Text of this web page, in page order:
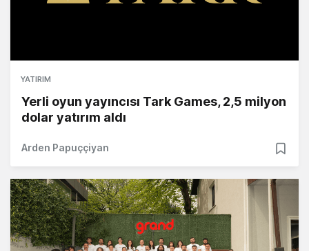
YATIRIM
Yerli oyun yayıncısı Tark Games, 2,5 milyon
dolar yatırım aldı
Arden Papuççiyan